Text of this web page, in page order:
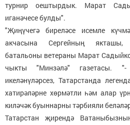
турнир оештырдык. Марат
иганәчесе булды".
"Җиңүчегә биреләсе исемле
акчасына Сергейның якташы,
батальоны ветераны Марат
чыкты "Минзәлә" газетасы.
икеләнүләрсез, Татарстанда
хатирәләрне хөрмәтли һәм алар
киләчәк буыннарны тәрбияли
Татарстан җирендә